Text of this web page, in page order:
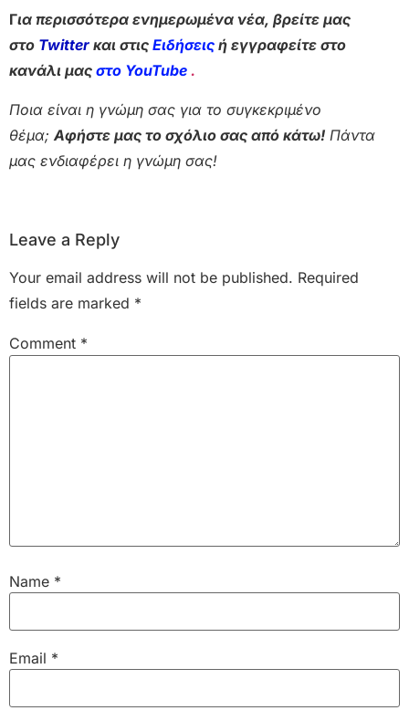
Για περισσότερα ενημερωμένα νέα, βρείτε μας
στο Twitter και στις Ειδήσεις ή εγγραφείτε στο
κανάλι μας στο YouTube .
Ποια είναι η γνώμη σας για το συγκεκριμένο
θέμα; Αφήστε μας το σχόλιο σας από κάτω! Πάντα
μας ενδιαφέρει η γνώμη σας!
Leave a Reply
Your email address will not be published. Required
fields are marked *
Comment *
Name *
Email *